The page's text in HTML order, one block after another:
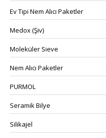
Ev Tipi Nem Alıcı Paketler
Medox (Şiv)
Moleküler Sieve
Nem Alıcı Paketler
PURMOL
Seramik Bilye
Silikajel